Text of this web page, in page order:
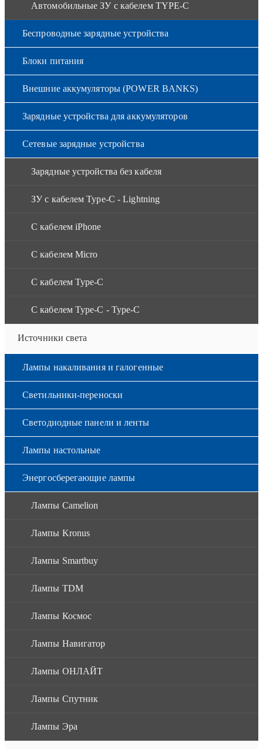
Автомобильные ЗУ с кабелем TYPE-C
Беспроводные зарядные устройства
Блоки питания
Внешние аккумуляторы (POWER BANKS)
Зарядные устройства для аккумуляторов
Сетевые зарядные устройства
Зарядные устройства без кабеля
ЗУ с кабелем Type-C - Lightning
С кабелем iPhone
С кабелем Micro
С кабелем Type-C
С кабелем Type-C - Type-C
Источники света
Лампы накаливания и галогенные
Светильники-переноски
Светодиодные панели и ленты
Лампы настольные
Энергосберегающие лампы
Лампы Camelion
Лампы Kronus
Лампы Smartbuy
Лампы TDM
Лампы Космос
Лампы Навигатор
Лампы ОНЛАЙТ
Лампы Спутник
Лампы Эра